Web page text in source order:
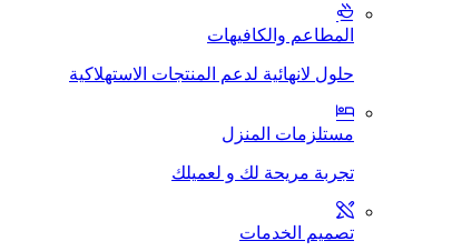
المطاعم والكافيهات
حلول لانهائية لدعم المنتجات الاستهلاكية
مستلزمات المنزل
تجربة مريحة لك و لعميلك
تصميم الخدمات